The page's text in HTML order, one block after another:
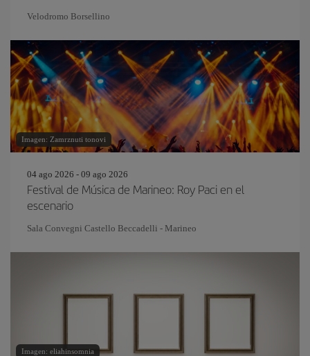
Velodromo Borsellino
Imagen: Zamrznuti tonovi
04 ago 2026 - 09 ago 2026
Festival de Música de Marineo: Roy Paci en el
escenario
Sala Convegni Castello Beccadelli - Marineo
Imagen: eliahinsomnia